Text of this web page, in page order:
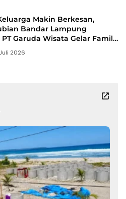
Makin Berkesan,
Bandar Lampung
Garuda Wisata Gelar Family
ke Bandung
2026